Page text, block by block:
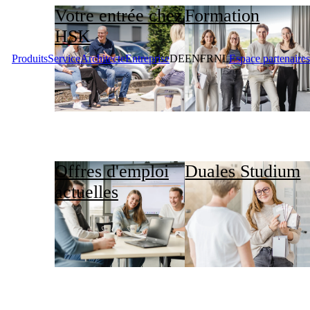
ProduitsServiceArchitecteEntrepriseDEENFRNLEspace partenaires
Votre entrée chez
HSK
Formation
Offres d'emploi
actuelles
Duales Studium